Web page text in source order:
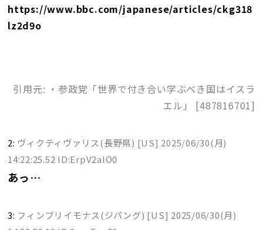
https://www.bbc.com/japanese/articles/ckg318
lz2d9o
引用元: ・参政党「世界で付き合い学ぶべき国はイスラ
エル」 [487816701]
2: ヴィクティヴァリス(長野県) [US] 2025/06/30(月)
14:22:25.52 ID:ErpV2alO0
あっ…
3: フィンブリイモナス(ジパング) [US] 2025/06/30(月)